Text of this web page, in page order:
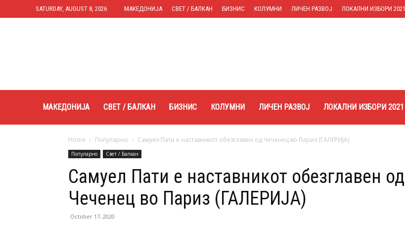
SATURDAY, AUGUST 8, 2026 МАКЕДОНИЈА СВЕТ / БАЛКАН БИЗНИС КОЛУМНИ ЛИЧЕН РАЗВОЈ ЛОКАЛНИ ИЗБОРИ 2021
МАКЕДОНИЈА СВЕТ / БАЛКАН БИЗНИС КОЛУМНИ ЛИЧЕН РАЗВОЈ ЛОКАЛНИ ИЗБОРИ 2021
Home Популарно Самуел Пати е наставникот обезглавен од Чеченец во Париз (ГАЛЕРИЈА)
Популарно Свет / Балкан
Самуел Пати е наставникот обезглавен од
Чеченец во Париз (ГАЛЕРИЈА)
October 17, 2020